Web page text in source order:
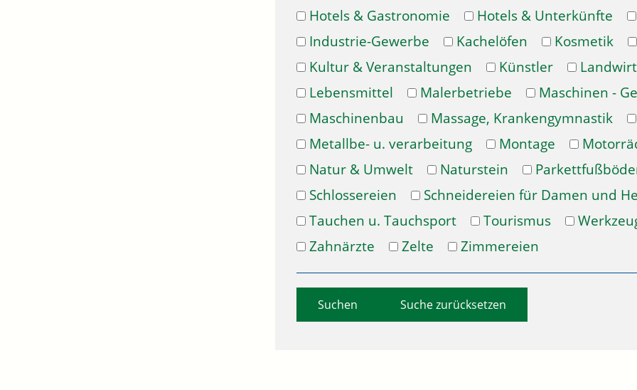
Hotels & Gastronomie
Hotels & Unterkünfte
Industrie-Gewerbe
Kachelöfen Kosmetik
Kultur & Veranstaltungen
Künstler
Lebensmittel
Malerbetriebe
Maschinen -
Maschinenbau
Massage, Krankengymnastik
Metallbe- u. verarbeitung
Montage
Natur & Umwelt
Naturstein
Schlossereien
Schneidereien für Damen und
Tauchen u. Tauchsport
Tourismus
Zahnärzte
Zelte Zimmereien
Suche zurücksetzen